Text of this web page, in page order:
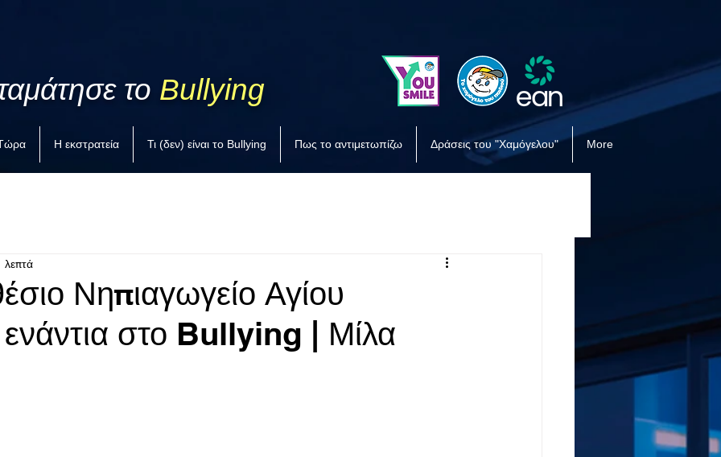
το Bullying
Η εκστρατεία Τι (δεν) είναι το Bullying Πως το αντιμετωπίζω Δράσεις του "Χαμόγελου" More
Νηπιαγωγείο Αγίου
στο Bullying | Μίλα
λεπτά